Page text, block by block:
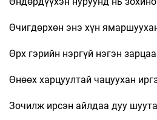
Өчигдөрхөн энэ хүн
Өрх гэрийн нэргүй нэгэн
Өнөөх харцуултай чацуухан
Зочилж ирсэн айлдаа дуу